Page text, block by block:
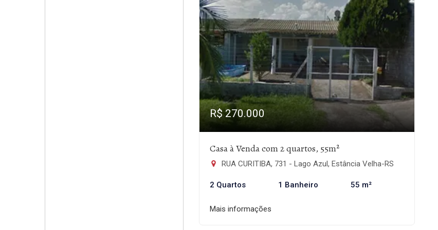
R$ 270.000
Casa à Venda com 2 quartos, 55m²
RUA CURITIBA, 731 - Lago Azul, Estância Velha-RS
2 Quartos 1 Banheiro 55 m²
Mais informações